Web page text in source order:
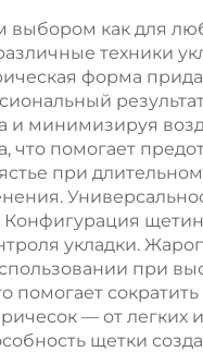
выбором как для
техники
форма
и минимизируя
помогает
при
Конфигурация
укладки.
при
помогает
— от легких
щетки